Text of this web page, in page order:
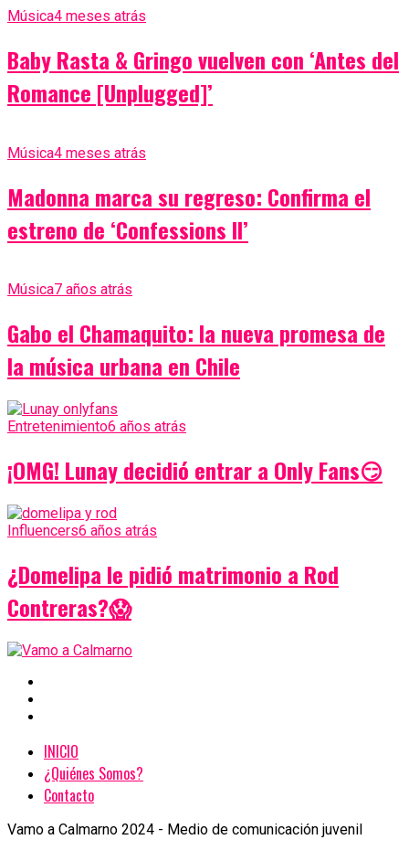
Música4 meses atrás
Baby Rasta & Gringo vuelven con ‘Antes del
Romance [Unplugged]’
Música4 meses atrás
Madonna marca su regreso: Confirma el
estreno de ‘Confessions II’
Música7 años atrás
Gabo el Chamaquito: la nueva promesa de
la música urbana en Chile
Entretenimiento6 años atrás
¡OMG! Lunay decidió entrar a Only Fans😏
Influencers6 años atrás
¿Domelipa le pidió matrimonio a Rod
Contreras?😱
INICIO
¿Quiénes Somos?
Contacto
Vamo a Calmarno 2024 - Medio de comunicación juvenil